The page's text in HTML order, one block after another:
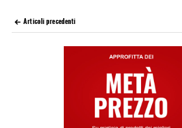
Articoli precedenti